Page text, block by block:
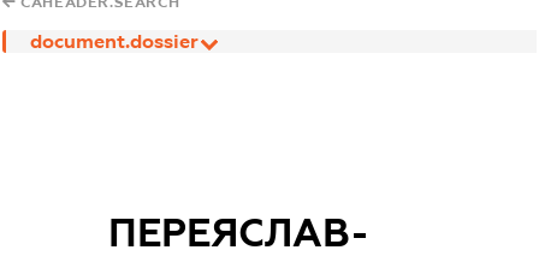
document.dossier
ПЕРЕЯСЛАВ-